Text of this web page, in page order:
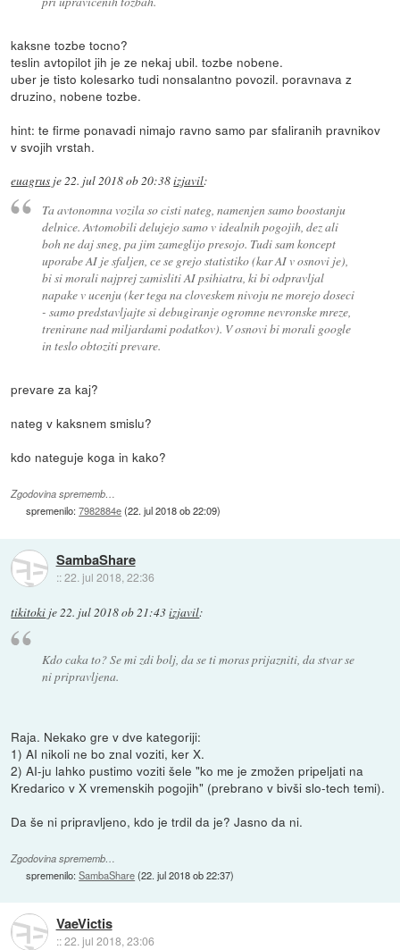
kaksne tozbe tocno?
teslin avtopilot jih je ze nekaj ubil. tozbe nobene.
uber je tisto kolesarko tudi nonsalantno povozil. poravnava z
druzino, nobene tozbe.
hint: te firme ponavadi nimajo ravno samo par sfaliranih pravnikov
v svojih vrstah.
euagrus je22. jul 2018 ob 20:38izjavil:
Ta avtonomna vozila so cisti nateg, namenjen samo boostanju
delnice. Avtomobili delujejo samo v idealnih pogojih, dez ali
boh ne daj sneg, pa jim zameglijo presojo. Tudi sam koncept
uporabe AI je sfaljen, ce se grejo statistiko (kar AI v osnovi je),
bi si morali najprej zamisliti AI psihiatra, ki bi odpravljal
napake v ucenju (ker tega na cloveskem nivoju ne morejo doseci
- samo predstavljajte si debugiranje ogromne nevronske mreze,
trenirane nad miljardami podatkov). V osnovi bi morali google
in teslo obtoziti prevare.
prevare za kaj?
nateg v kaksnem smislu?
kdo nateguje koga in kako?
Zgodovina sprememb…
spremenilo:7982884e(22. jul 2018 ob 22:09)
SambaShare
::22. jul 2018, 22:36
tikitoki je22. jul 2018 ob 21:43izjavil:
Kdo caka to? Se mi zdi bolj, da se ti moras prijazniti, da stvar se
ni pripravljena.
Raja. Nekako gre v dve kategoriji:
1) AI nikoli ne bo znal voziti, ker X.
2) AI-ju lahko pustimo voziti šele "ko me je zmožen pripeljati na
Kredarico v X vremenskih pogojih" (prebrano v bivši slo-tech temi).
Da še ni pripravljeno, kdo je trdil da je? Jasno da ni.
Zgodovina sprememb…
spremenilo:SambaShare(22. jul 2018 ob 22:37)
VaeVictis
::22. jul 2018, 23:06